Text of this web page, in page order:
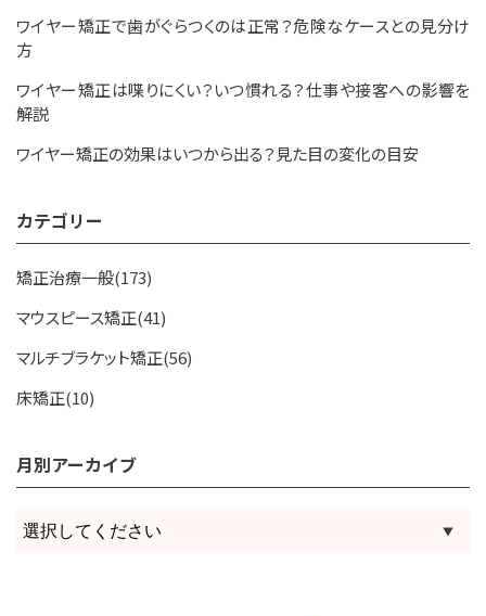
ワイヤー矯正で歯がぐらつくのは正常？危険なケースとの見分け
方
ワイヤー矯正は喋りにくい？いつ慣れる？仕事や接客への影響を
解説
ワイヤー矯正の効果はいつから出る？見た目の変化の目安
カテゴリー
矯正治療一般(173)
マウスピース矯正(41)
マルチブラケット矯正(56)
床矯正(10)
月別アーカイブ